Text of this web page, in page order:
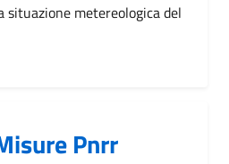
metereologica del
Pnrr